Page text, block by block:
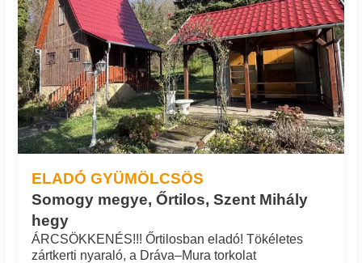
ELADÓ GYÜMÖLCSÖS
Somogy megye, Őrtilos, Szent Mihály
hegy
ÁRCSÖKKENÉS!!! Őrtilosban eladó! Tökéletes
zártkerti nyaraló, a Dráva–Mura torkolat